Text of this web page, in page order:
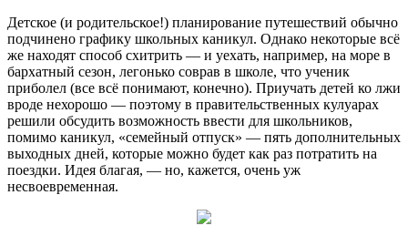
Детское (и родительское!) планирование путешествий обычно
подчинено графику школьных каникул. Однако некоторые всё
же находят способ схитрить — и уехать, например, на море в
бархатный сезон, легонько соврав в школе, что ученик
приболел (все всё понимают, конечно). Приучать детей ко лжи
вроде нехорошо — поэтому в правительственных кулуарах
решили обсудить возможность ввести для школьников,
помимо каникул, «семейный отпуск» — пять дополнительных
выходных дней, которые можно будет как раз потратить на
поездки. Идея благая, — но, кажется, очень уж
несвоевременная.